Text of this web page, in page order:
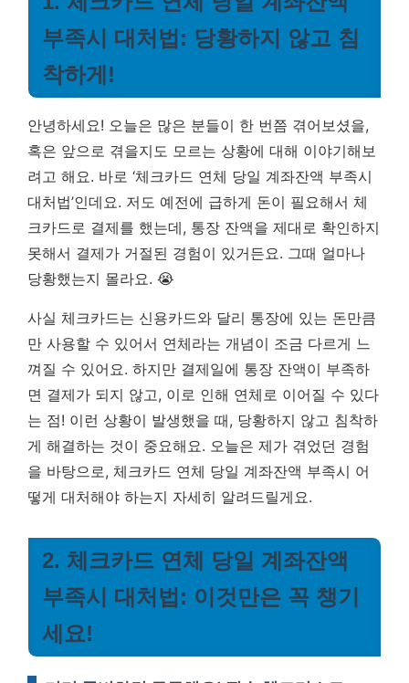
부족시 대처법: 당황하지 않고 침
착하게!
안녕하세요! 오늘은 많은 분들이 한 번쯤 겪어보셨을,
혹은 앞으로 겪을지도 모르는 상황에 대해 이야기해보
려고 해요. 바로 ‘체크카드 연체 당일 계좌잔액 부족시
대처법’인데요. 저도 예전에 급하게 돈이 필요해서 체
크카드로 결제를 했는데, 통장 잔액을 제대로 확인하지
못해서 결제가 거절된 경험이 있거든요. 그때 얼마나
당황했는지 몰라요. 😭
사실 체크카드는 신용카드와 달리 통장에 있는 돈만큼
만 사용할 수 있어서 연체라는 개념이 조금 다르게 느
껴질 수 있어요. 하지만 결제일에 통장 잔액이 부족하
면 결제가 되지 않고, 이로 인해 연체로 이어질 수 있다
는 점! 이런 상황이 발생했을 때, 당황하지 않고 침착하
게 해결하는 것이 중요해요. 오늘은 제가 겪었던 경험
을 바탕으로, 체크카드 연체 당일 계좌잔액 부족시 어
떻게 대처해야 하는지 자세히 알려드릴게요.
2. 체크카드 연체 당일 계좌잔액
부족시 대처법: 이것만은 꼭 챙기
세요!